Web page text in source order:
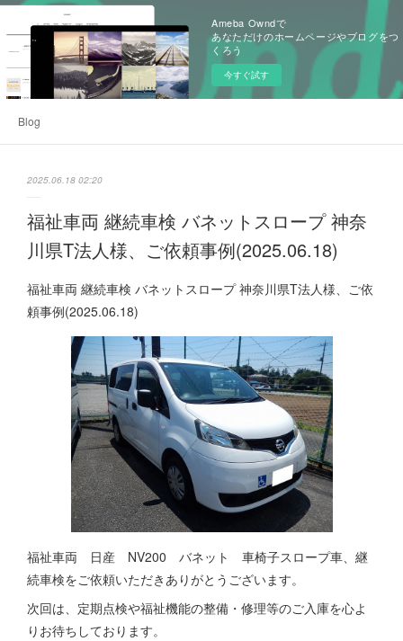
Ameba Owndで
あなただけのホームページやブログをつ
くろう
今すぐ試す
Blog
2025.06.18 02:20
福祉車両 継続車検 バネットスロープ 神奈
川県T法人様、ご依頼事例(2025.06.18)
福祉車両 継続車検 バネットスロープ 神奈川県T法人様、ご依
頼事例(2025.06.18)
福祉車両 日産 NV200 バネット 車椅子スロープ車、継
続車検をご依頼いただきありがとうございます。
次回は、定期点検や福祉機能の整備・修理等のご入庫を心よ
りお待ちしております。